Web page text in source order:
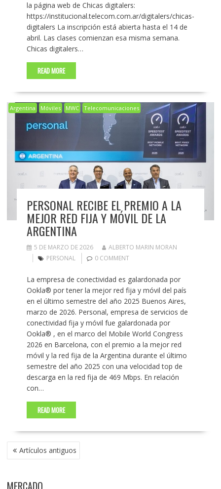
la página web de Chicas digitalers:
https://institucional.telecom.com.ar/digitalers/chicas-
digitalers La inscripción está abierta hasta el 14 de
abril. Las clases comienzan esa misma semana.
Chicas digitalers…
READ MORE
Argentina Móviles MWC Telecomunicaciones
PERSONAL RECIBE EL PREMIO A LA
MEJOR RED FIJA Y MÓVIL DE LA
ARGENTINA
5 DE MARZO DE 2026
ALBERTO MARIN MORAN
PERSONAL
0 COMMENT
La empresa de conectividad es galardonada por
Ookla® por tener la mejor red fija y móvil del país
en el último semestre del año 2025 Buenos Aires,
marzo de 2026. Personal, empresa de servicios de
conectividad fija y móvil fue galardonada por
Ookla® , en el marco del Mobile World Congress
2026 en Barcelona, con el premio a la mejor red
móvil y la red fija de la Argentina durante el último
semestre del año 2025 con una velocidad top de
descarga en la red fija de 469 Mbps. En relación
con…
READ MORE
NAVEGACIÓN
DE Artículos antiguos